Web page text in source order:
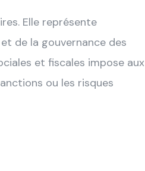
Elle représente
de la gouvernance des
et fiscales impose aux
ou les risques